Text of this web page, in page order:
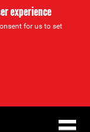
experience
for us to set